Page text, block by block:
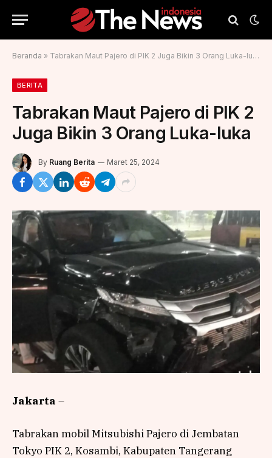
Beranda » Tabrakan Maut Pajero di PIK 2 Juga Bikin 3 Orang Luka-luka
BERITA
Tabrakan Maut Pajero di PIK 2
Juga Bikin 3 Orang Luka-luka
By Ruang Berita Maret 25, 2024
Jakarta –
Tabrakan mobil Mitsubishi Pajero di Jembatan
Tokyo PIK 2, Kosambi, Kabupaten Tangerang